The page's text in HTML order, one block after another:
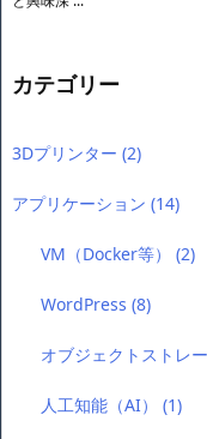
カテゴリー
3Dプリンター (2)
アプリケーション (14)
VM（Docker等）(2)
WordPress(8)
オブジェクトストレ
人工知能（AI）(1)